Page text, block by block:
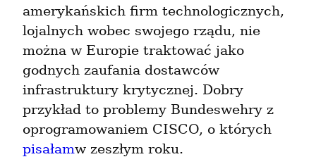
amerykańskich firm technologicznych,
lojalnych wobec swojego rządu, nie
można w Europie traktować jako
godnych zaufania dostawców
infrastruktury krytycznej. Dobry
przykład to problemy Bundeswehry z
pisałamw zeszłym roku.